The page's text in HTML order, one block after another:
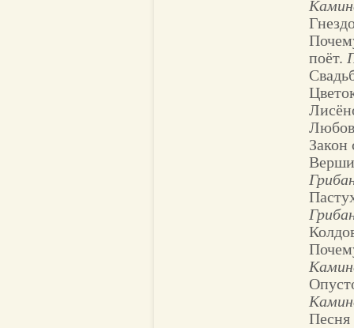
поёт.
Закон